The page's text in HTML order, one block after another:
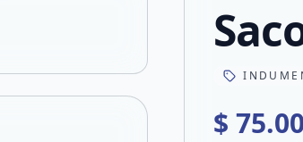
Compartir en Facebook
$